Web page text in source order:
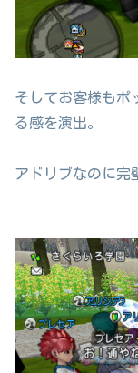
そしてお客様もポ
る感を演出。
アドリブなのに